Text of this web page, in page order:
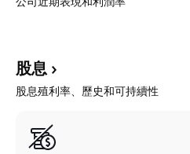
股息
股息殖利率、歷史和可持續性